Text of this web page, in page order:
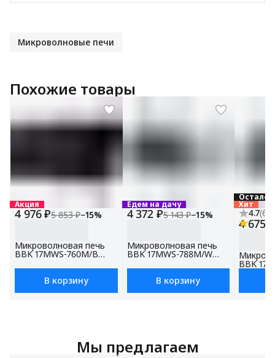
Микроволновые печи
Похожие товары
Акция
4 976 ₽5 853 ₽−15%
Микроволновая печь
BBK 17MWS-760M/B
мощность 700 Вт
В корзину
Едем на дачу
4 372 ₽5 143 ₽−15%
Микроволновая печь
BBK 17MWS-788M/W
мощность 700 Вт
В корзину
Хит
4.7(66
4 675 ₽
BBK
Мы предлагаем